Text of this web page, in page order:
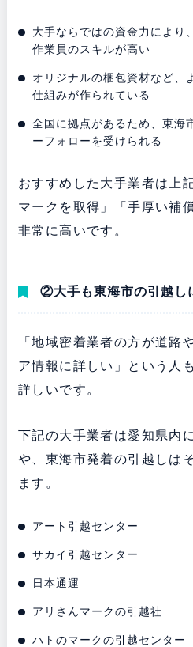
大手ならではの資金力により
作業員のスキルが高い
オリジナルの梱包資材など、
仕組みが作られている
全国に拠点があるため、東海
ーフォローを受けられる
おすすめした大手業者は上
マークを取得」「手厚い補
非常に高いです。
②大手も東海市の引越し
「地域密着業者の方が道路
ア情報に詳しい」という人
詳しいです。
下記の大手業者は愛知県内
や、東海市発着の引越しは
ます。
アート引越センター
サカイ引越センター
日本通運
アリさんマークの引越社
ハトのマークの引越センター